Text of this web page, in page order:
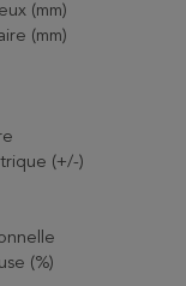
(mm)
(mm)
(+/-)
(%)